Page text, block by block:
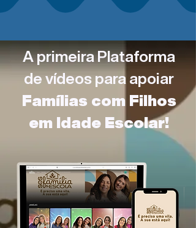
A primeira Plataforma
de vídeos para apoiar
Famílias com Filhos
em Idade Escolar!